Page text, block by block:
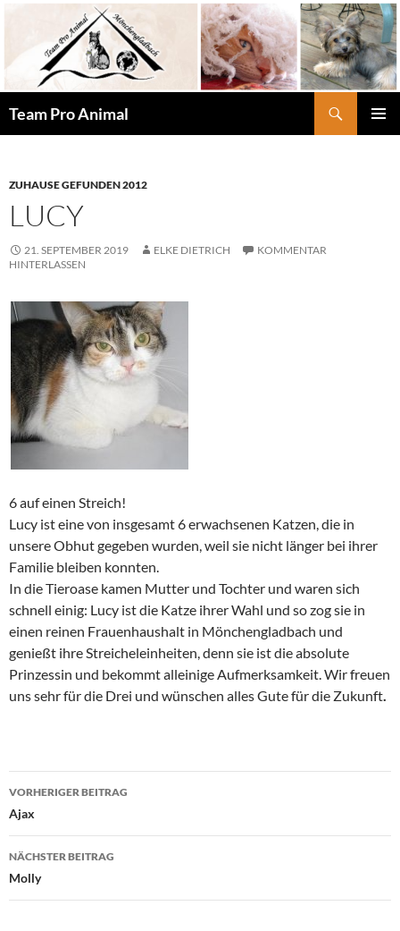
springen
Team Pro Animal
ZUHAUSE GEFUNDEN 2012
LUCY
21. SEPTEMBER 2019 ELKE DIETRICH
KOMMENTAR
HINTERLASSEN
6 auf einen Streich!
Lucy ist eine von insgesamt 6 erwachsenen Katzen, die in
unsere Obhut gegeben wurden, weil sie nicht länger bei ihrer
Familie bleiben konnten.
In die Tieroase kamen Mutter und Tochter und waren sich
schnell einig: Lucy ist die Katze ihrer Wahl und so zog sie in
einen reinen Frauenhaushalt in Mönchengladbach und
genießt ihre Streicheleinheiten, denn sie ist die absolute
Prinzessin und bekommt alleinige Aufmerksamkeit. Wir freuen
uns sehr für die Drei und wünschen alles Gute für die Zukunft
Beitragsnavigation
VORHERIGER BEITRAG
Ajax
NÄCHSTER BEITRAG
Molly